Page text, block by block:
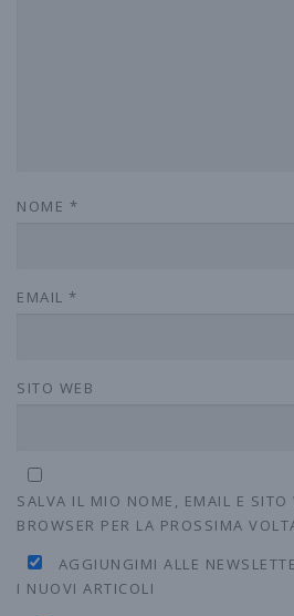
NOME *
EMAIL *
SITO WEB
SALVA IL MIO NOME, EMAIL E SITO
BROWSER PER LA PROSSIMA
AGGIUNGIMI ALLE
I NUOVI ARTICOLI